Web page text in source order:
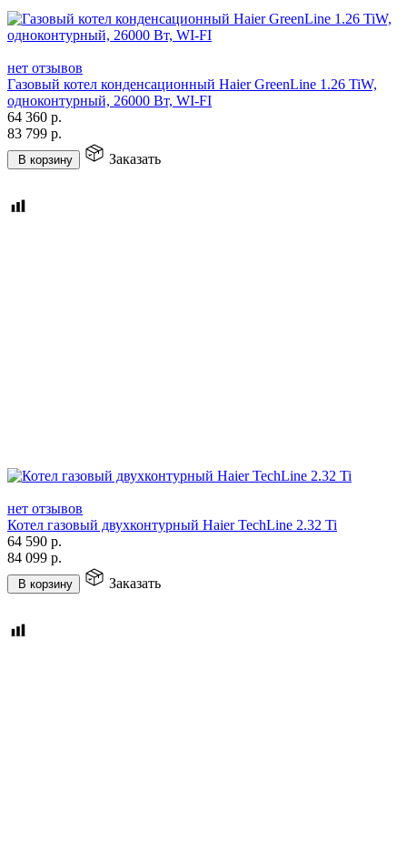
нет отзывов
Газовый котел конденсационный Haier GreenLine 1.26 TiW,
одноконтурный, 26000 Вт, WI-FI
64 360 р.
83 799 р.
В корзину Заказать
нет отзывов
Котел газовый двухконтурный Haier TechLine 2.32 Ti
64 590 р.
84 099 р.
В корзину Заказать